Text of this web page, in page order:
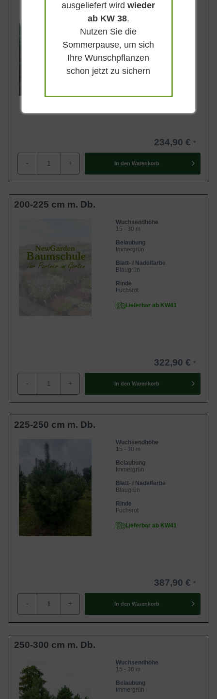
Wuchsendhöhe
15 - 30 m
Belaubung
Immergrün
Blatt- / Nadelfarbe
Blaugrün
Rinde
Fuchsrot
234,90 €
- + In den Warenkorb
200-225 cm m. Db.
Wuchsendhöhe
15 - 30 m
Belaubung
Immergrün
Blatt- / Nadelfarbe
Blaugrün
Rinde
Fuchsrot
Lieferbar ab KW41
322,90 €
- + In den Warenkorb
225-250 cm m. Db.
Wuchsendhöhe
15 - 30 m
Belaubung
Immergrün
Blatt- / Nadelfarbe
Blaugrün
Rinde
Fuchsrot
Lieferbar ab KW41
387,90 €
- + In den Warenkorb
250-300 cm m. Db.
Wuchsendhöhe
15 - 30 m
Belaubung
Immergrün
ausgeliefert wirdwieder
ab KW 38.
Nutzen Sie die
Sommerpause, um sich
Ihre Wunschpflanzen
schon jetzt zu sichern